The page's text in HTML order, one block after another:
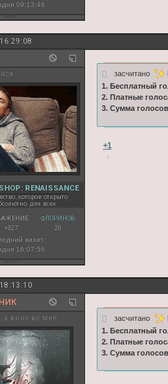
09:13:46
RENAISSANCE
которое открыто
для всех
+327
ФЛОРИНОВ:
20
визит:
16:07:56
засчитано
1. Бесплатный
2. Платные
3. Сумма
+1
а вино во мне засчитано
1. Бесплатный
2. Платные
3. Сумма